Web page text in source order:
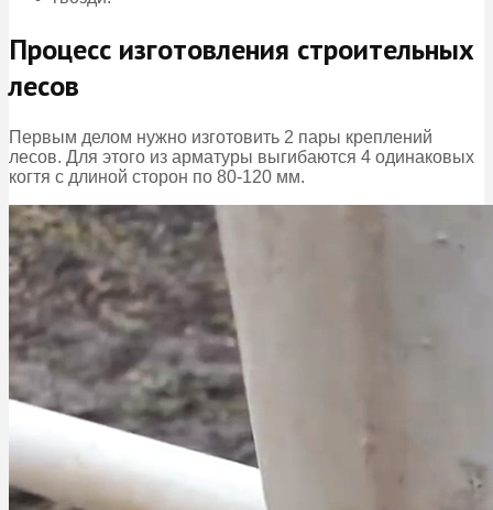
Процесс изготовления строительных
лесов
Первым делом нужно изготовить 2 пары креплений
лесов. Для этого из арматуры выгибаются 4 одинаковых
когтя с длиной сторон по 80-120 мм.